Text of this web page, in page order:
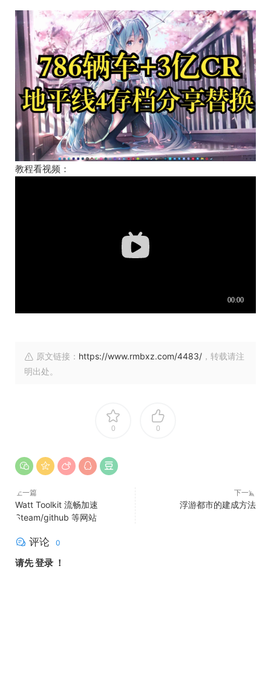
教程看视频：
原文链接： https://www.rmbxz.com/4483/ ，转载请注
明出处。
0 0
上一篇
Watt Toolkit 流畅加速
Steam/github 等网站
下一篇
浮游都市的建成方法
评论 0
请先登录 ！